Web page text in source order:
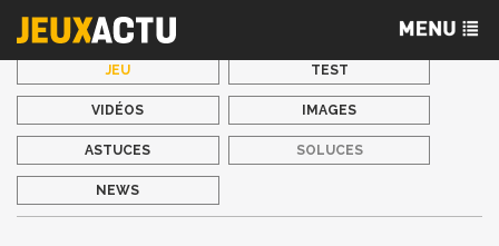
JEU TEST
VIDÉOS IMAGES
ASTUCES SOLUCES
NEWS